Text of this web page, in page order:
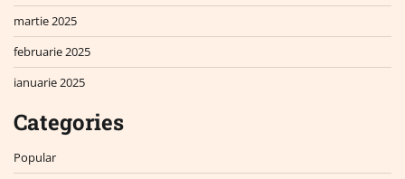
martie 2025
februarie 2025
ianuarie 2025
Categories
Popular